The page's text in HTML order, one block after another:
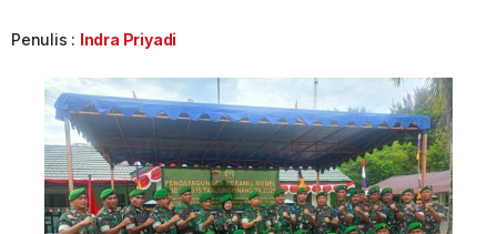
Penulis : Indra Priyadi